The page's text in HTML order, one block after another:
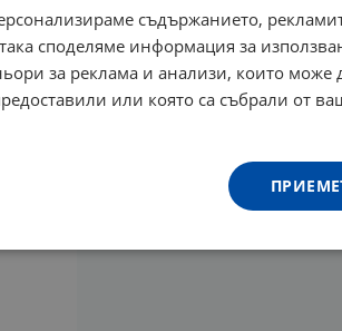
съдържанието,
споделяме информация за
за реклама и анализи, които може
или която са събрали от